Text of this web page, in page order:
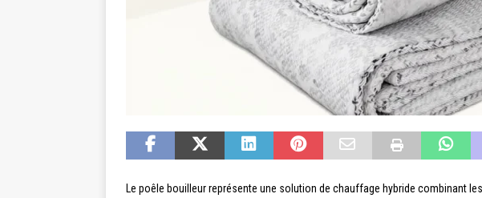
Le poêle bouilleur représente une solution de chauffage hybride combinant